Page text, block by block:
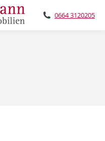
0664 3120205